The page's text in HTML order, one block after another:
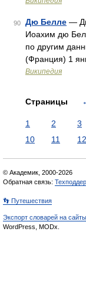
90 Дю Белле —
Иоахим дю
по другим
(Франция) 1
Википедия
Страницы
1 2 3
10
11 12
© Академик, 2000-2026
Обратная связь:
👣 Путешествия
Экспорт словарей на сайты
WordPress, MODx.